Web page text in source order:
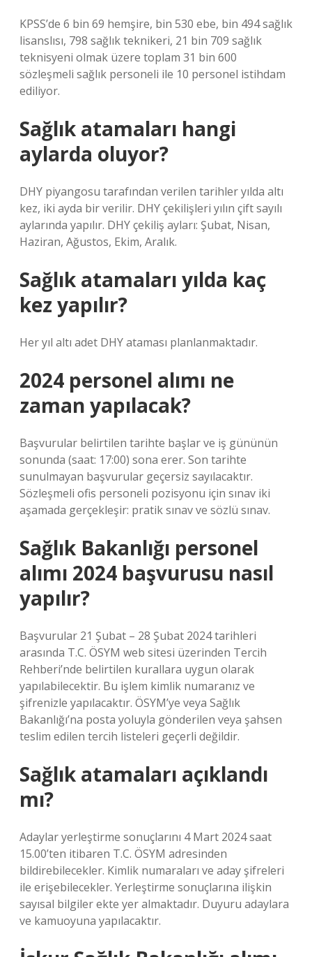
KPSS’de 6 bin 69 hemşire, bin 530 ebe, bin 494 sağlık
lisanslısı, 798 sağlık teknikeri, 21 bin 709 sağlık
teknisyeni olmak üzere toplam 31 bin 600
sözleşmeli sağlık personeli ile 10 personel istihdam
ediliyor.
Sağlık atamaları hangi
aylarda oluyor?
DHY piyangosu tarafından verilen tarihler yılda altı
kez, iki ayda bir verilir. DHY çekilişleri yılın çift sayılı
aylarında yapılır. DHY çekiliş ayları: Şubat, Nisan,
Haziran, Ağustos, Ekim, Aralık.
Sağlık atamaları yılda kaç
kez yapılır?
Her yıl altı adet DHY ataması planlanmaktadır.
2024 personel alımı ne
zaman yapılacak?
Başvurular belirtilen tarihte başlar ve iş gününün
sonunda (saat: 17:00) sona erer. Son tarihte
sunulmayan başvurular geçersiz sayılacaktır.
Sözleşmeli ofis personeli pozisyonu için sınav iki
aşamada gerçekleşir: pratik sınav ve sözlü sınav.
Sağlık Bakanlığı personel
alımı 2024 başvurusu nasıl
yapılır?
Başvurular 21 Şubat – 28 Şubat 2024 tarihleri ​​
arasında T.C. ÖSYM web sitesi üzerinden Tercih
Rehberi’nde belirtilen kurallara uygun olarak
yapılabilecektir. Bu işlem kimlik numaranız ve
şifrenizle yapılacaktır. ÖSYM’ye veya Sağlık
Bakanlığı’na posta yoluyla gönderilen veya şahsen
teslim edilen tercih listeleri geçerli değildir.
Sağlık atamaları açıklandı
mı?
Adaylar yerleştirme sonuçlarını 4 Mart 2024 saat
15.00’ten itibaren T.C. ÖSYM adresinden
bildirebilecekler. Kimlik numaraları ve aday şifreleri
ile erişebilecekler. Yerleştirme sonuçlarına ilişkin
sayısal bilgiler ekte yer almaktadır. Duyuru adaylara
ve kamuoyuna yapılacaktır.